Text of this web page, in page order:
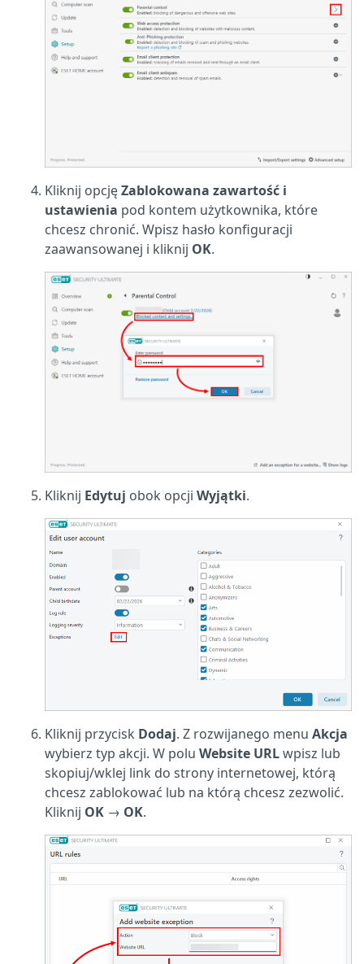
Kliknij opcjęZablokowana zawartość i
ustawienia pod kontem użytkownika, które
chcesz chronić. Wpisz hasło konfiguracji
zaawansowanej i kliknij OK.
Kliknij Edytuj obok opcji Wyjątki.
Kliknij przycisk Dodaj. Z rozwijanego menu Akcja
wybierz typ akcji. W polu Website URLwpisz lub
skopiuj/wklej link do strony internetowej, którą
chcesz zablokować lub na którą chcesz zezwolić.
Kliknij OK → OK.